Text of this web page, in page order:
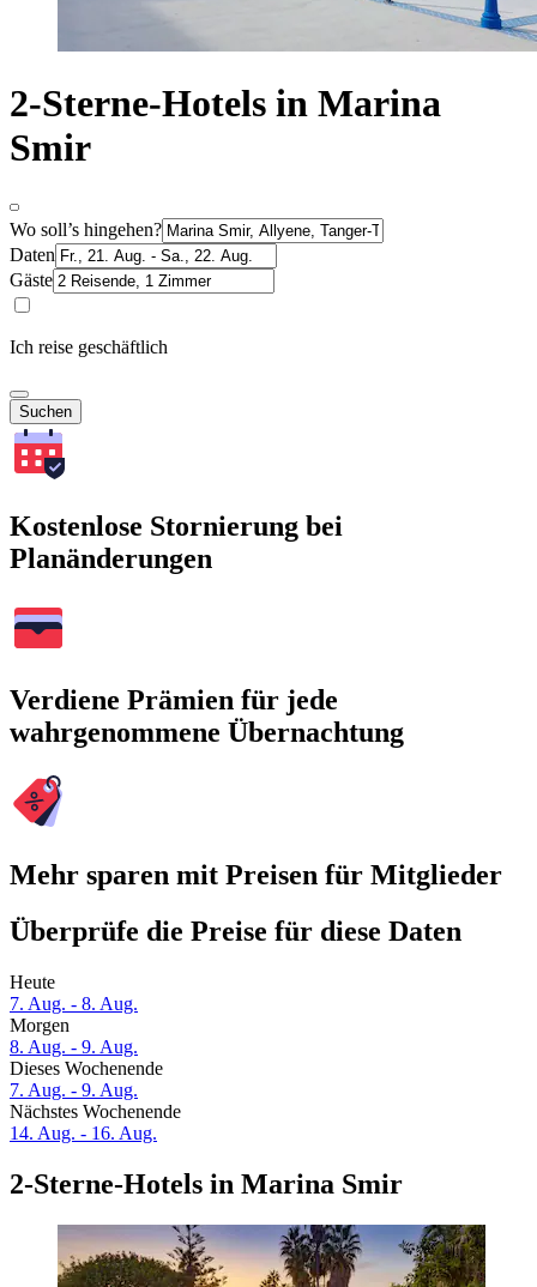
2-Sterne-Hotels in Marina
Smir
Wo soll’s hingehen?
Daten
Gäste
Ich reise geschäftlich
Suchen
Kostenlose Stornierung bei
Planänderungen
Verdiene Prämien für jede
wahrgenommene Übernachtung
Mehr sparen mit Preisen für Mitglieder
Überprüfe die Preise für diese Daten
Heute
7. Aug. - 8. Aug.
Morgen
8. Aug. - 9. Aug.
Dieses Wochenende
7. Aug. - 9. Aug.
Nächstes Wochenende
14. Aug. - 16. Aug.
2-Sterne-Hotels in Marina Smir